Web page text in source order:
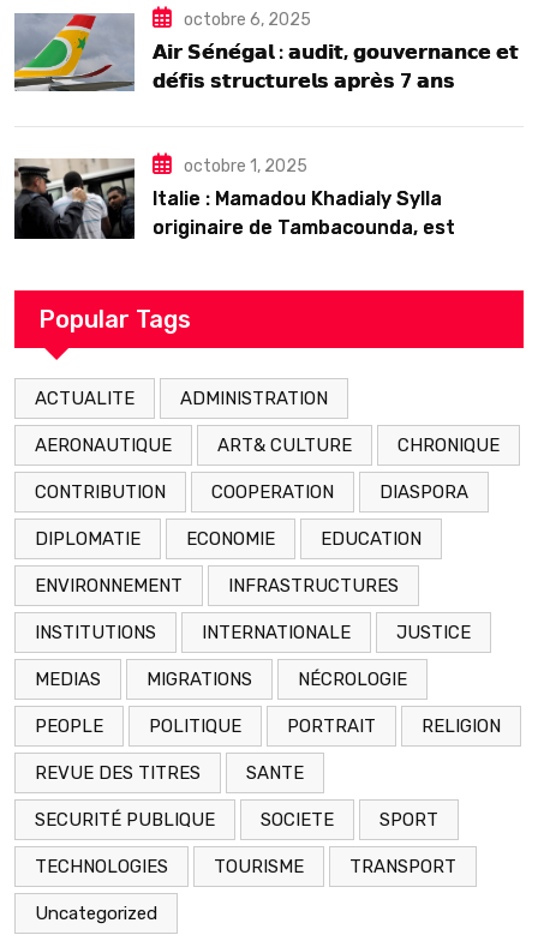
octobre 6, 2025
𝗔𝗶𝗿 𝗦𝗲́𝗻𝗲́𝗴𝗮𝗹 : 𝗮𝘂𝗱𝗶𝘁, 𝗴𝗼𝘂𝘃𝗲𝗿𝗻𝗮𝗻𝗰𝗲 𝗲𝘁
𝗱𝗲́𝗳𝗶𝘀 𝘀𝘁𝗿𝘂𝗰𝘁𝘂𝗿𝗲𝗹𝘀 𝗮𝗽𝗿𝗲̀𝘀 7 𝗮𝗻𝘀
octobre 1, 2025
Italie : Mamadou Khadialy Sylla
originaire de Tambacounda, est
arrestation
Popular Tags
ACTUALITE ADMINISTRATION
AERONAUTIQUE ART& CULTURE CHRONIQUE
CONTRIBUTION COOPERATION DIASPORA
DIPLOMATIE ECONOMIE EDUCATION
ENVIRONNEMENT INFRASTRUCTURES
INSTITUTIONS INTERNATIONALE JUSTICE
MEDIAS MIGRATIONS NÉCROLOGIE
PEOPLE POLITIQUE PORTRAIT RELIGION
REVUE DES TITRES SANTE
SECURITÉ PUBLIQUE SOCIETE SPORT
TECHNOLOGIES TOURISME TRANSPORT
Uncategorized